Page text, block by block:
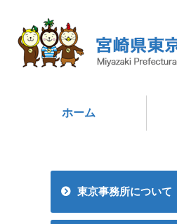
ホーム
東京事務所について